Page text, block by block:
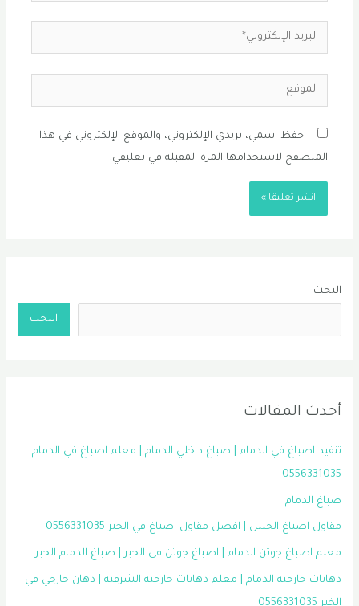
البريد
الإلكتروني*
الموقع
احفظ اسمي، بريدي الإلكتروني، والموقع الإلكتروني في هذا
المتصفح لاستخدامها المرة المقبلة في تعليقي.
البحث
البحث
أحدث المقالات
تنفيذ اصباغ في الدمام | صباغ داخلي الدمام | معلم اصباغ في الدمام
0556331035
صباغ الدمام
مقاول اصباغ الجبيل | افضل مقاول اصباغ في الخبر 0556331035
معلم اصباغ جوتن الدمام | اصباغ جوتن في الخبر | صباغ الدمام الخبر
دهانات خارجية الدمام | معلم دهانات خارجية الشرقية | دهان خارجي في
الخبر 0556331035